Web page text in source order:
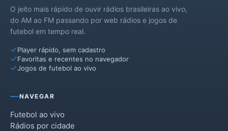
O jeito mais rápido de ouvir rádios brasileiras ao vivo,
do AM ao FM passando por web rádios e jogos de
futebol em tempo real.
Player rápido, sem cadastro
Favoritas e recentes no navegador
Jogos de futebol ao vivo
NAVEGAR
Futebol ao vivo
Rádios por cidade